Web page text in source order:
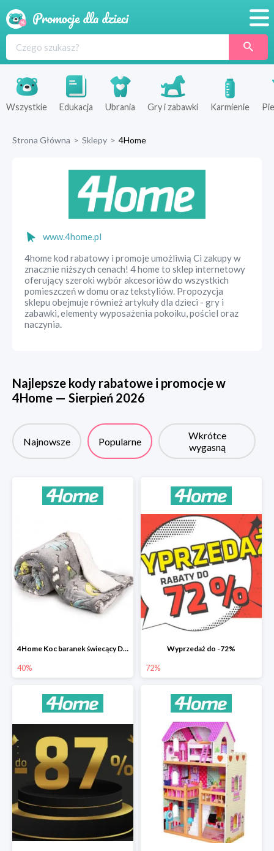
Produkty
Sklepy
Wszystkie Edukacja Ubrania Gry i zabawki Karmienie
Strona Główna > Sklepy > 4Home
www.4home.pl
4home kod rabatowy i promoje umożliwią Ci zakupy w
znacznie niższych cenach! 4 home to sklep internetowy
oferujący szeroki wybór akcesoriów do wszystkich
pomieszczeń w domu oraz tekstyliów. Propozycja
sklepu obejmuje również artykuły dla dzieci - gry i
zabawki, elementy wyposażenia pokoiku, pościel oraz
naczynia.
Najlepsze kody rabatowe i promocje w
4Home — Sierpień 2026
Najnowsze Popularne
Wkrótce
wygasną
4Home Koc baranek świecący Dino
40%
Wyprzedaż do -72%
72%